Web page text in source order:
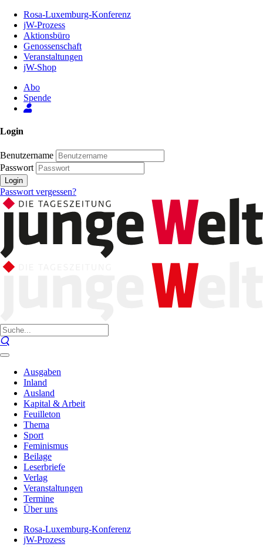
Inhalt
Seite
Rosa-Luxemburg-Konferenz
jW-Prozess
Aktionsbüro
Genossenschaft
Veranstaltungen
jW-Shop
Abo
Spende
Login
Benutzername
Passwort
Login
Passwort vergessen?
Ausgaben
Inland
Ausland
Kapital & Arbeit
Feuilleton
Thema
Sport
Feminismus
Beilage
Leserbriefe
Verlag
Veranstaltungen
Termine
Über uns
Rosa-Luxemburg-Konferenz
jW-Prozess